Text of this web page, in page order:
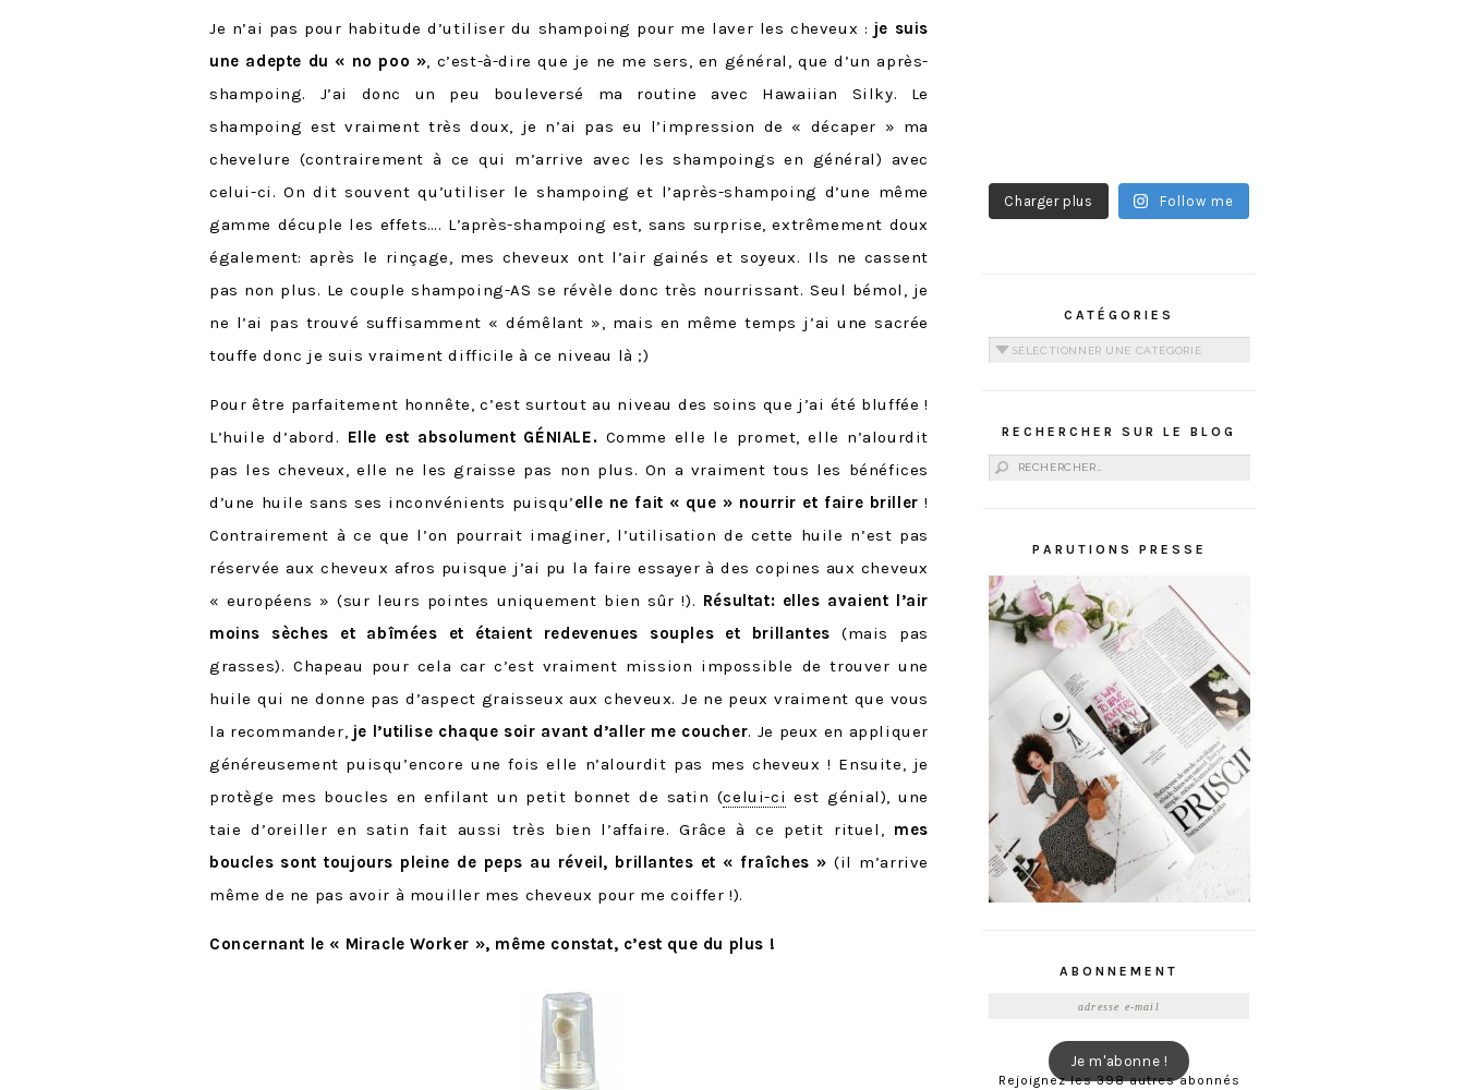
Je n’ai pas pour habitude d’utiliser du shampoing pour me laver les cheveux : je suis
une adepte du « no poo », c’est-à-dire que je ne me sers, en général, que d’un après-
shampoing. J’ai donc un peu bouleversé ma routine avec Hawaiian Silky. Le
shampoing est vraiment très doux, je n’ai pas eu l’impression de « décaper » ma
chevelure (contrairement à ce qui m’arrive avec les shampoings en général) avec
celui-ci. On dit souvent qu’utiliser le shampoing et l’après-shampoing d’une même
gamme décuple les effets…. L’après-shampoing est, sans surprise, extrêmement doux
également: après le rinçage, mes cheveux ont l’air gainés et soyeux. Ils ne cassent
pas non plus. Le couple shampoing-AS se révèle donc très nourrissant. Seul bémol, je
ne l’ai pas trouvé suffisamment « démêlant », mais en même temps j’ai une sacrée
touffe donc je suis vraiment difficile à ce niveau là ;)
Pour être parfaitement honnête, c’est surtout au niveau des soins que j’ai été bluffée !
L’huile d’abord. Elle est absolument GÉNIALE. Comme elle le promet, elle n’alourdit
pas les cheveux, elle ne les graisse pas non plus. On a vraiment tous les bénéfices
d’une huile sans ses inconvénients puisqu’elle ne fait « que » nourrir et faire briller !
Contrairement à ce que l’on pourrait imaginer, l’utilisation de cette huile n’est pas
réservée aux cheveux afros puisque j’ai pu la faire essayer à des copines aux cheveux
« européens » (sur leurs pointes uniquement bien sûr !). Résultat: elles avaient l’air
moins sèches et abîmées et étaient redevenues souples et brillantes (mais pas
grasses). Chapeau pour cela car c’est vraiment mission impossible de trouver une
huile qui ne donne pas d’aspect graisseux aux cheveux. Je ne peux vraiment que vous
la recommander, je l’utilise chaque soir avant d’aller me coucher. Je peux en appliquer
généreusement puisqu’encore une fois elle n’alourdit pas mes cheveux ! Ensuite, je
protège mes boucles en enfilant un petit bonnet de satin (celui-ci est génial), une
taie d’oreiller en satin fait aussi très bien l’affaire. Grâce à ce petit rituel, mes
boucles sont toujours pleine de peps au réveil, brillantes et « fraîches » (il m’arrive
même de ne pas avoir à mouiller mes cheveux pour me coiffer !).
Concernant le « Miracle Worker », même constat, c’est que du plus !
Charger plus Follow me
CATÉGORIES
Catégories
RECHERCHER SUR LE BLOG
Rechercher :
PARUTIONS PRESSE
ABONNEMENT
Je m'abonne !
Rejoignez les 398 autres abonnés